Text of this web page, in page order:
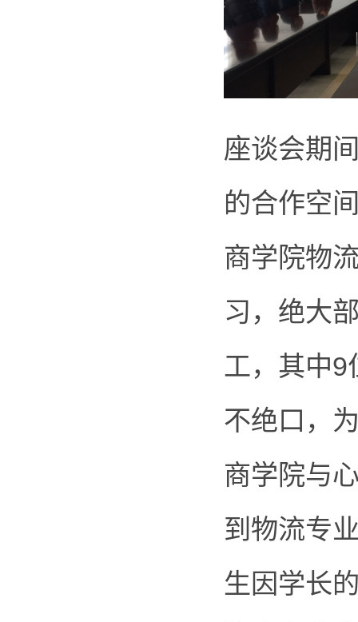
座谈会期
的合作空
商学院物
习，绝大
工，其中9
不绝口，
商学院与
到物流专
生因学长